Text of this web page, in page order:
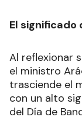
El significado
Al reflexionar
el ministro
trasciende el
con un alto
del Día de